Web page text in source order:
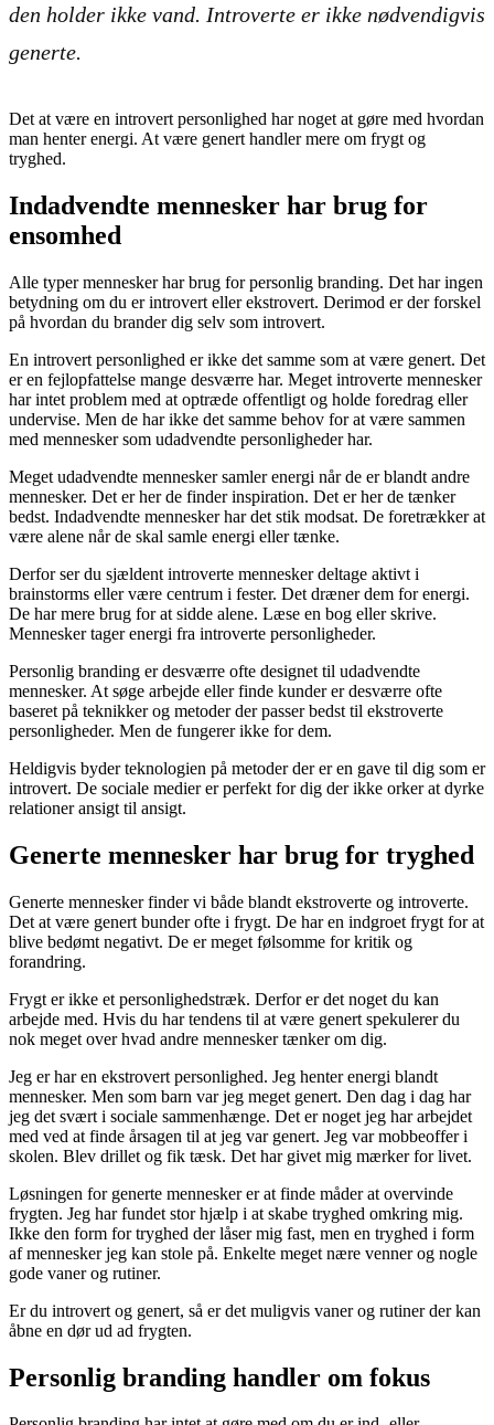
den holder ikke vand. Introverte er ikke nødvendigvis
generte.
Det at være en introvert personlighed har noget at gøre med hvordan
man henter energi. At være genert handler mere om frygt og
tryghed.
Indadvendte mennesker har brug for
ensomhed
Alle typer mennesker har brug for personlig branding. Det har ingen
betydning om du er introvert eller ekstrovert. Derimod er der forskel
på hvordan du brander dig selv som introvert.
En introvert personlighed er ikke det samme som at være genert. Det
er en fejlopfattelse mange desværre har. Meget introverte mennesker
har intet problem med at optræde offentligt og holde foredrag eller
undervise. Men de har ikke det samme behov for at være sammen
med mennesker som udadvendte personligheder har.
Meget udadvendte mennesker samler energi når de er blandt andre
mennesker. Det er her de finder inspiration. Det er her de tænker
bedst. Indadvendte mennesker har det stik modsat. De foretrækker at
være alene når de skal samle energi eller tænke.
Derfor ser du sjældent introverte mennesker deltage aktivt i
brainstorms eller være centrum i fester. Det dræner dem for energi.
De har mere brug for at sidde alene. Læse en bog eller skrive.
Mennesker tager energi fra introverte personligheder.
Personlig branding er desværre ofte designet til udadvendte
mennesker. At søge arbejde eller finde kunder er desværre ofte
baseret på teknikker og metoder der passer bedst til ekstroverte
personligheder. Men de fungerer ikke for dem.
Heldigvis byder teknologien på metoder der er en gave til dig som er
introvert. De sociale medier er perfekt for dig der ikke orker at dyrke
relationer ansigt til ansigt.
Generte mennesker har brug for tryghed
Generte mennesker finder vi både blandt ekstroverte og introverte.
Det at være genert bunder ofte i frygt. De har en indgroet frygt for at
blive bedømt negativt. De er meget følsomme for kritik og
forandring.
Frygt er ikke et personlighedstræk. Derfor er det noget du kan
arbejde med. Hvis du har tendens til at være genert spekulerer du
nok meget over hvad andre mennesker tænker om dig.
Jeg er har en ekstrovert personlighed. Jeg henter energi blandt
mennesker. Men som barn var jeg meget genert. Den dag i dag har
jeg det svært i sociale sammenhænge. Det er noget jeg har arbejdet
med ved at finde årsagen til at jeg var genert. Jeg var mobbeoffer i
skolen. Blev drillet og fik tæsk. Det har givet mig mærker for livet.
Løsningen for generte mennesker er at finde måder at overvinde
frygten. Jeg har fundet stor hjælp i at skabe tryghed omkring mig.
Ikke den form for tryghed der låser mig fast, men en tryghed i form
af mennesker jeg kan stole på. Enkelte meget nære venner og nogle
gode vaner og rutiner.
Er du introvert og genert, så er det muligvis vaner og rutiner der kan
åbne en dør ud ad frygten.
Personlig branding handler om fokus